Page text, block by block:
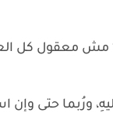
مش معقول كل
ورُبما حتى